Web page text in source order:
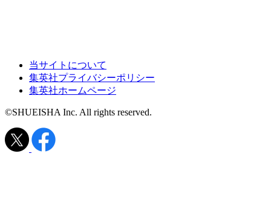
当サイトについて
集英社プライバシーポリシー
集英社ホームページ
©SHUEISHA Inc. All rights reserved.